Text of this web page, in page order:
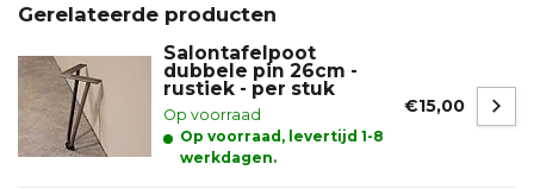
Gerelateerde producten
Salontafelpoot
dubbele pin 26cm -
rustiek - per stuk
Op voorraad
Op voorraad, levertijd 1-8
werkdagen.
€15,00